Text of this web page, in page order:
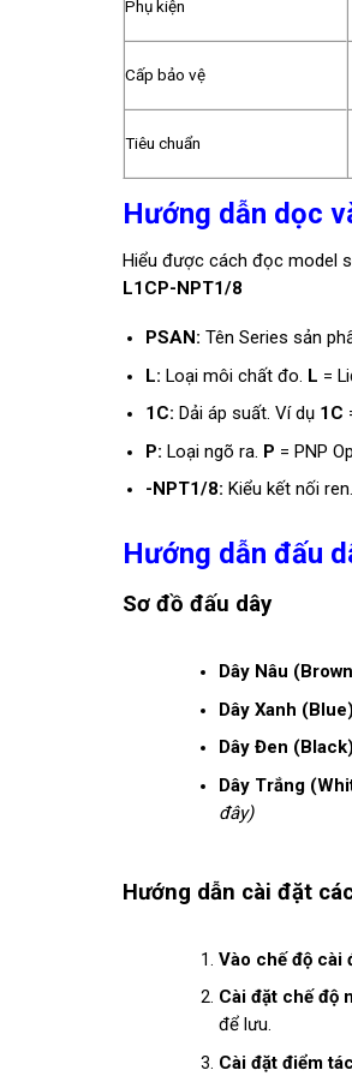
Phụ kiện
Cấp bảo vệ
Tiêu chuẩn
Hướng dẫn dọc
Hiểu được cách đọc model
L1CP-NPT1/8
PSAN: Tên Series sản
L: Loại môi chất đo. L =
1C: Dải áp suất. Ví dụ 1C
P: Loại ngõ ra. P = PNP
-NPT1/8: Kiểu kết nối ren.
Hướng dẫn đấu
Sơ đồ đấu dây
Dây Nâu
Dây Xanh
Dây Đen
Dây Trắng
đây)
Hướng dẫn cài đặt
Vào chế độ cài
Cài đặt chế độ
để lưu.
Cài đặt điểm